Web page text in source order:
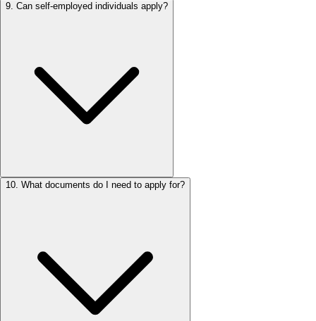
9. Can self-employed individuals apply?
10. What documents do I need to apply for?